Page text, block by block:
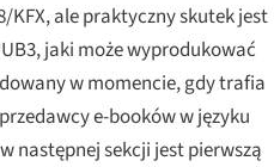
KFX, ale praktyczny skutek jest
jaki może wyprodukować
w momencie, gdy trafia
e-booków w języku
następnej sekcji jest pierwszą